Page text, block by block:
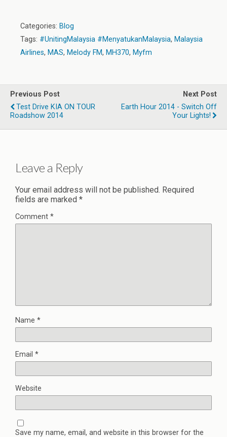
Categories: Blog
Tags: #UnitingMalaysia #MenyatukanMalaysia, Malaysia
Airlines, MAS, Melody FM, MH370, Myfm
Previous Post
Test Drive KIA ON TOUR
Roadshow 2014
Next Post
Earth Hour 2014 - Switch Off
Your Lights!
Leave a Reply
Your email address will not be published. Required
fields are marked *
Comment *
Name *
Email *
Website
Save my name, email, and website in this browser for the